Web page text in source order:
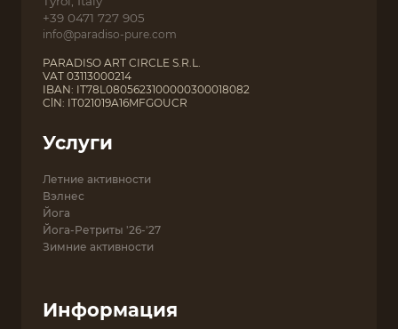
+39 0471 727 905
info@paradiso-pure.com
PARADISO ART CIRCLE S.R.L.
VAT 03113000214
IBAN: IT78L0805623100000300018082
ClN: IT021019A16MFGOUCR
Услуги
Летние активности
Вэлнес
Йога
Йога-Ретриты '26-'27
Зимние активности
Информация